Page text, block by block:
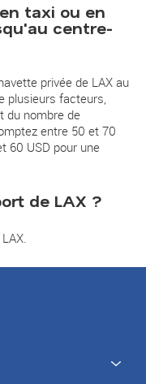
taxi ou en
centre-
privée de LAX au
plusieurs facteurs,
du nombre de
entre 50 et 70
60 USD pour une
de LAX ?